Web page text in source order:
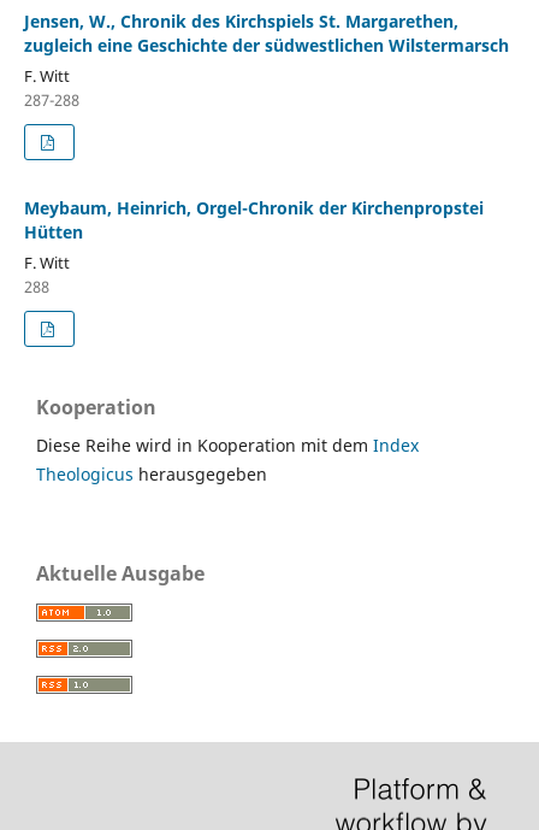
Jensen, W., Chronik des Kirchspiels St. Margarethen,
zugleich eine Geschichte der südwestlichen Wilstermarsch
F. Witt
287-288
Meybaum, Heinrich, Orgel-Chronik der Kirchenpropstei
Hütten
F. Witt
288
Kooperation
Diese Reihe wird in Kooperation mit dem Index
Theologicus herausgegeben
Aktuelle Ausgabe